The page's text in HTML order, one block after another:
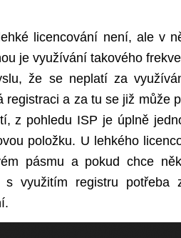
licencování není, ale v
je využívání takového
že se neplatí za
registraci a za tu se již může
z pohledu ISP je úplně
položku. U lehkého
pásmu a pokud chce
využitím registru potřeba